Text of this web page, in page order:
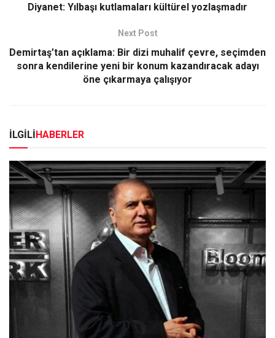
Diyanet: Yılbaşı kutlamaları kültürel yozlaşmadır
Next Post
Demirtaş’tan açıklama: Bir dizi muhalif çevre, seçimden
sonra kendilerine yeni bir konum kazandıracak adayı
öne çıkarmaya çalışıyor
İLGİLİHABERLER